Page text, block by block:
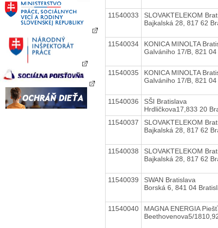
11540033
SLOVAKTELEKOM
Bajkalská 28, 817 62
11540034
KONICA MINOLTA
Galvániho 17/B, 821 04
11540035
KONICA MINOLTA
Galvániho 17/B, 821 04
11540036
SŠI Bratislava
Hrdličkova17,833 20
11540037
SLOVAKTELEKOM
Bajkalská 28, 817 62
11540038
SLOVAKTELEKOM
Bajkalská 28, 817 62
11540039
SWAN Bratislava
Borská 6, 841 04
11540040
MAGNA ENERGIA
Beethovenova5/